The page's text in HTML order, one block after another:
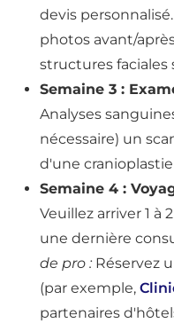
devis personnalisé.
photos avant/
structures faciales
Semaine 3 :
Analyses
nécessaire) un
d'une
Semaine 4 :
Veuillez arriver 1
une dernière
de pro :Réservez
(par exemple,
partenaires